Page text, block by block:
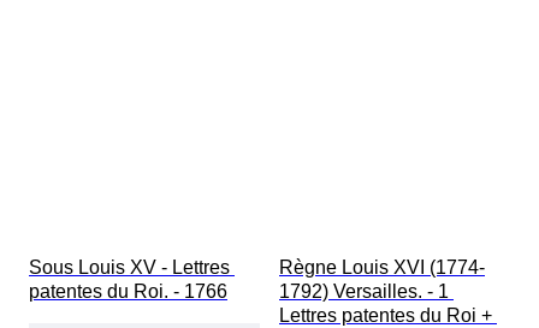
Sous Louis XV - Lettres
patentes du Roi. - 1766
Règne Louis XVI (1774-
1792) Versailles. - 1
Lettres patentes du Roi +